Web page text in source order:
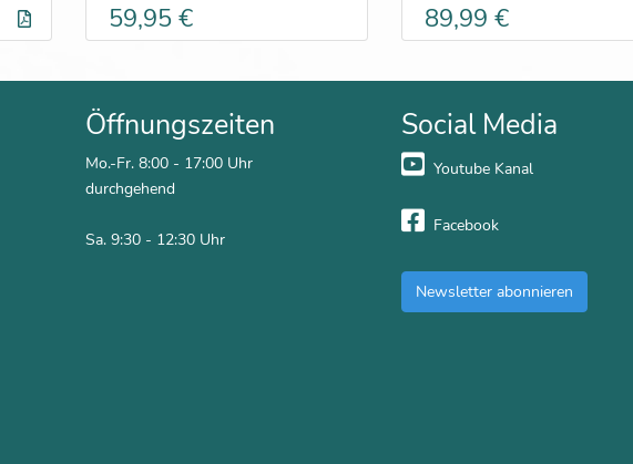
59,95 € 89,99 €
Öffnungszeiten
Mo.-Fr. 8:00 - 17:00 Uhr
durchgehend
Sa. 9:30 - 12:30 Uhr
Social Media
Youtube Kanal
Facebook
Newsletter abonnieren